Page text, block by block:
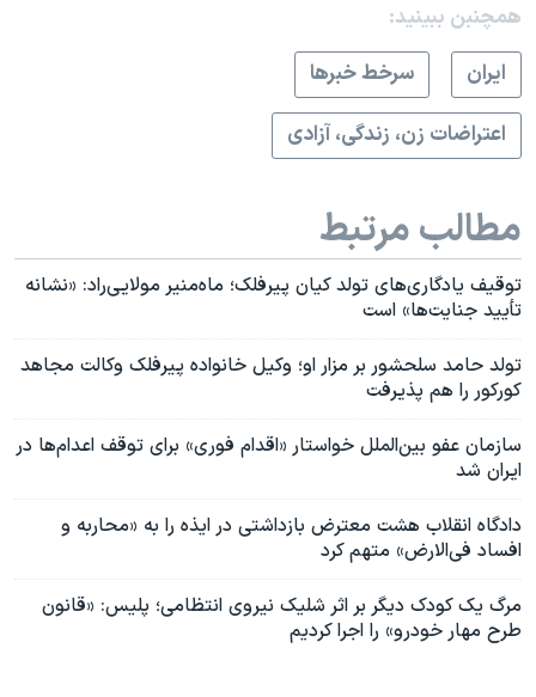
همچنبن ببینید:
ايران
سرخط خبرها
اعتراضات زن، زندگی، آزادی
مطالب مرتبط
توقیف یادگاری‌های تولد کیان پیرفلک؛ ماه‌منیر مولایی‌راد: «نشانه
تأیید جنایت‌ها» است
تولد حامد سلحشور بر مزار او؛ وکیل خانواده پیرفلک وکالت مجاهد
کورکور را هم پذیرفت
سازمان عفو بین‌الملل خواستار «اقدام فوری» برای توقف اعدام‌ها در
ایران شد
دادگاه انقلاب هشت معترض بازداشتی در ایذه را به «محاربه و
افساد فی‌الارض» متهم کرد
مرگ یک کودک دیگر بر اثر شلیک نیروی انتظامی؛ پلیس: «قانون
طرح مهار خودرو» را اجرا کردیم